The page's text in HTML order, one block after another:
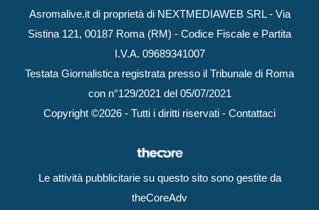
Asromalive.it di proprietà di NEXTMEDIAWEB SRL - Via
Sistina 121, 00187 Roma (RM) - Codice Fiscale e Partita
I.V.A. 09689341007
Testata Giornalistica registrata presso il Tribunale di Roma
con n°129/2021 del 05/07/2021
Copyright ©2026 - Tutti i diritti riservati - Contattaci
Le attività pubblicitarie su questo sito sono gestite da
theCoreAdv